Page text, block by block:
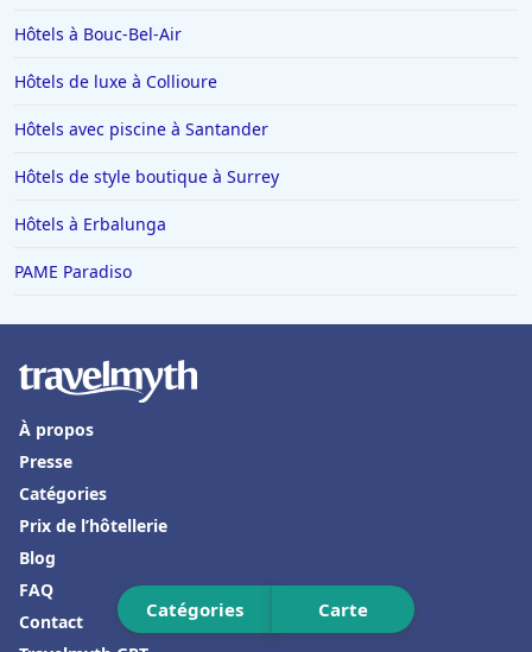
Hôtels à Los Angeles
Hôtels à Genève
Hôtels à Drancy
Hôtels à Sydney
Hôtels à Pornic
Hôtels en Sardaigne
Hôtels dans le Haut-Rhin
Hôtels à Bari
Hôtels à Elbeuf
Hôtels à Bellagio
Hôtels en Croatie
Hôtels au Pays basque
Catégories Carte
Hôtels à Bouc-Bel-Air
Hôtels de luxe à Collioure
Hôtels avec piscine à Santander
Hôtels de style boutique à Surrey
Hôtels à Erbalunga
PAME Paradiso
À propos
Presse
Catégories
Prix de l’hôtellerie
Blog
FAQ
Contact